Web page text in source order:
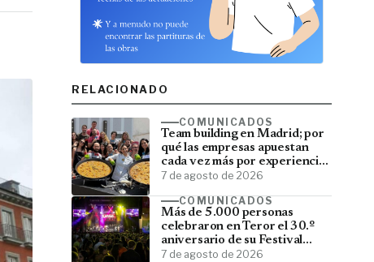
RELACIONADO
COMUNICADOS
Team building en Madrid; por
qué las empresas apuestan
cada vez más por experiencias
que fortalecen sus equipos
7 de agosto de 2026
COMUNICADOS
Más de 5.000 personas
celebraron en Teror el 30.º
aniversario de su Festival
Latino
7 de agosto de 2026